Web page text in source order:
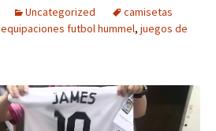
Uncategorized
camisetas
equipaciones futbol hummel, juegos de